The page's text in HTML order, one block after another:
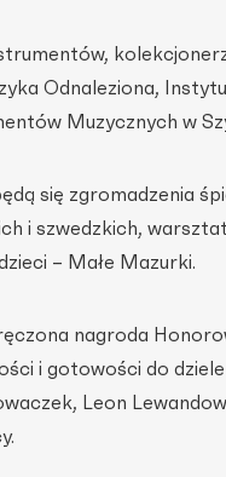
Odnaleziona,
Muzycznych w
się zgromadzenia
i szwedzkich,
– Małe Mazurki.
nagroda
i gotowości do
Leon